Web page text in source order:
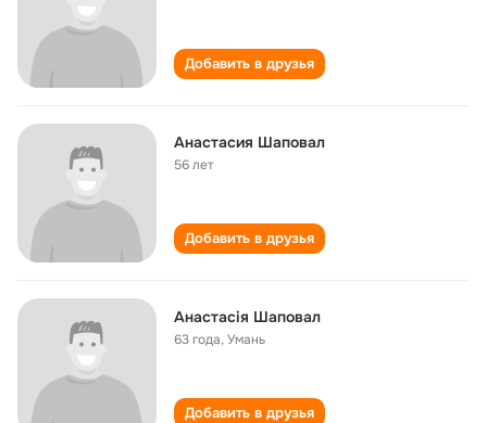
Добавить в друзья
Анастасия Шаповал
56 лет
Добавить в друзья
Анастасія Шаповал
63 года,Умань
Добавить в друзья